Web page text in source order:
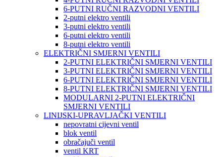
6-PUTNI RUČNI RAZVODNI VENTILI
2-putni elektro ventili
3-putni elektro ventili
6-putni elektro ventili
8-putni elektro ventili
ELEKTRIČNI SMJERNI VENTILI
2-PUTNI ELEKTRIČNI SMJERNI VENTILI
3-PUTNI ELEKTRIČNI SMJERNI VENTILI
6-PUTNI ELEKTRIČNI SMJERNI VENTILI
8-PUTNI ELEKTRIČNI SMJERNI VENTILI
MODULARNI 2-PUTNI ELEKTRIČNI
SMJERNI VENTILI
LINIJSKI-UPRAVLJAČKI VENTILI
nepovratni cijevni ventil
blok ventil
obračajuči ventil
ventil KRT